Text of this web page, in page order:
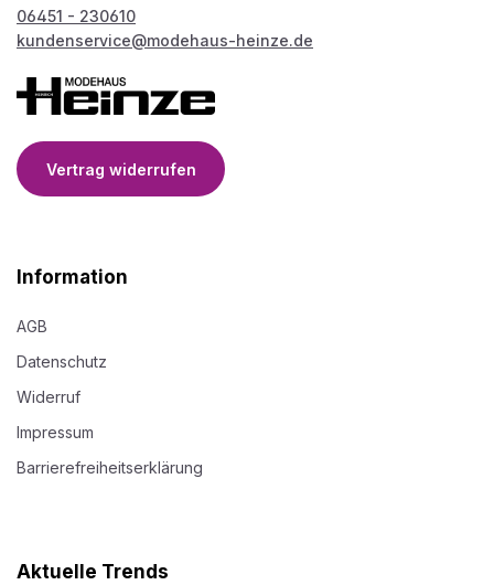
06451 - 230610
kundenservice@modehaus-heinze.de
Vertrag widerrufen
Information
AGB
Datenschutz
Widerruf
Impressum
Barrierefreiheitserklärung
Aktuelle Trends